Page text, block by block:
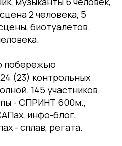
2 человека, 5
биотуалетов.
побережью
(23) контрольных
145 участников.
- СПРИНТ 600м.,
инфо-блог,
- сплав, регата.